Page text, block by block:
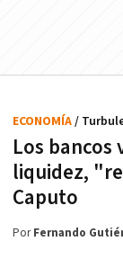
Los
liquidez,
Caputo
ECONOMÍA/
PorFernando